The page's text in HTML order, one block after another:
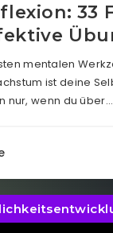
33
mentalen
ist deine
nur, wenn du über…